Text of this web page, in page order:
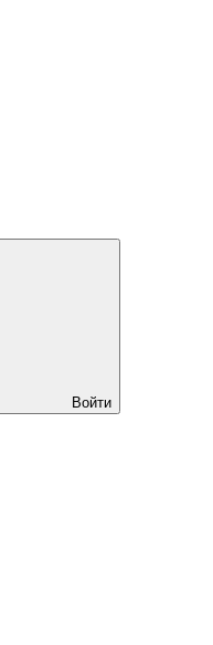
Войти